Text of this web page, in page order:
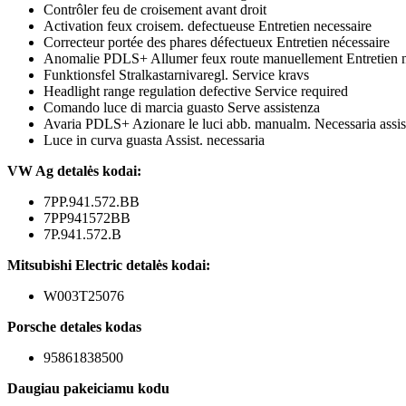
Contrôler feu de croisement avant droit
Activation feux croisem. defectueuse Entretien necessaire
Correcteur portée des phares défectueux Entretien nécessaire
Anomalie PDLS+ Allumer feux route manuellement Entretien
Funktionsfel Stralkastarnivaregl. Service kravs
Headlight range regulation defective Service required
Comando luce di marcia guasto Serve assistenza
Avaria PDLS+ Azionare le luci abb. manualm. Necessaria
Luce in curva guasta Assist. necessaria
VW Ag detalės kodai:
7PP.941.572.BB
7PP941572BB
7P.941.572.B
Mitsubishi Electric detalės kodai:
W003T25076
Porsche detales kodas
95861838500
Daugiau pakeiciamu kodu